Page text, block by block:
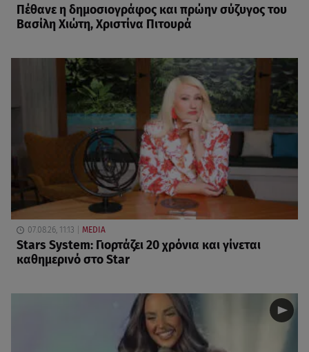
Πέθανε η δημοσιογράφος και πρώην σύζυγος του
Βασίλη Χιώτη, Χριστίνα Πιτουρά
07.08.26, 11:13 MEDIA
Stars System: Γιορτάζει 20 χρόνια και γίνεται
καθημερινό στο Star